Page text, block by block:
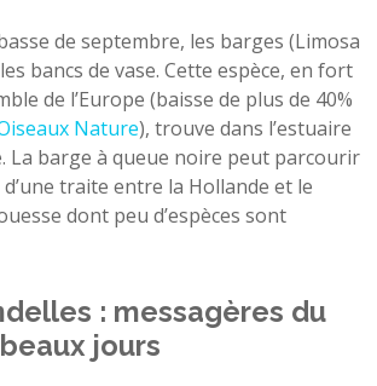
de septembre, les barges (Limosa
bancs de vase. Cette espèce, en fort
de l’Europe (baisse de plus de 40%
Nature), trouve dans l’estuaire
La barge à queue noire peut parcourir
d’une traite entre la Hollande et le
dont peu d’espèces sont
: messagères du
jours